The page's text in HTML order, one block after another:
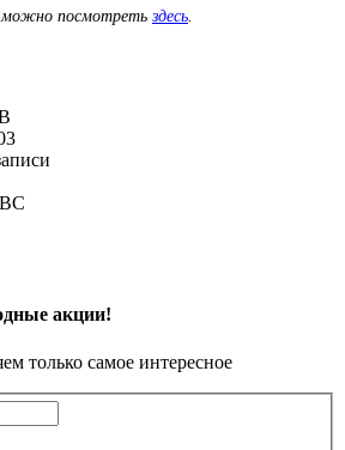
посмотреть здесь.
ВС
акции!
только самое интересное